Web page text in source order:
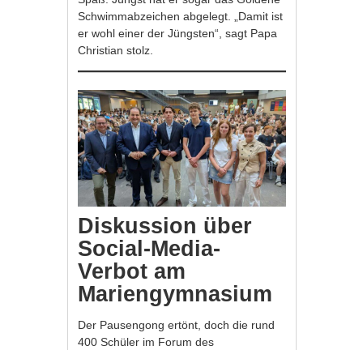
Schwimmabzeichen abgelegt. „Damit ist
er wohl einer der Jüngsten“, sagt Papa
Christian stolz.
Diskussion über
Social-Media-
Verbot am
Mariengymnasium
Der Pausengong ertönt, doch die rund
400 Schüler im Forum des